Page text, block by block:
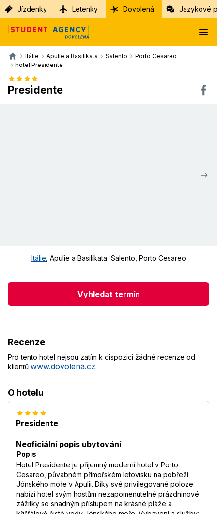
Jízdenky Letenky Dovolená Jazykové
Itálie Apulie a Basilikata Salento
Porto Cesareo
hotel Presidente
Presidente
Itálie Apulie a Basilikata Salento Porto Cesareo
Vyhledat termín
Recenze
Pro tento hotel nejsou zatím k dispozici žádné recenze od
klientů www.dovolena.cz.
O hotelu
Presidente
Neoficiální popis ubytování
Popis
Hotel Presidente je příjemný moderní hotel v Porto
Cesareo, půvabném přímořském letovisku na pobřeží
Jónského moře v Apulii. Díky své privilegované poloze
nabízí hotel svým hostům nezapomenutelné prázdninové
zážitky se snadným přístupem na krásné pláže a